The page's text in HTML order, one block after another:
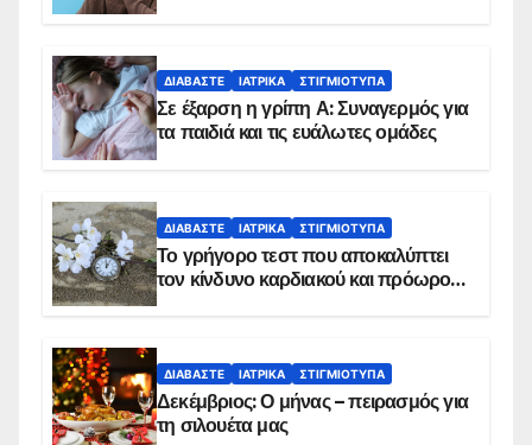
ΔΙΑΒΆΣΤΕ ΙΑΤΡΙΚΆ ΣΤΙΓΜΙΌΤΥΠΑ
Σε έξαρση η γρίπη Α: Συναγερμός για
τα παιδιά και τις ευάλωτες ομάδες
ΔΙΑΒΆΣΤΕ ΙΑΤΡΙΚΆ ΣΤΙΓΜΙΌΤΥΠΑ
Το γρήγορο τεστ που αποκαλύπτει
τον κίνδυνο καρδιακού και πρόωρου
ΔΙΑΒΆΣΤΕ ΙΑΤΡΙΚΆ ΣΤΙΓΜΙΌΤΥΠΑ
Δεκέμβριος: Ο μήνας – πειρασμός για
τη σιλουέτα μας